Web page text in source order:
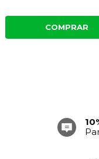
COMPRAR